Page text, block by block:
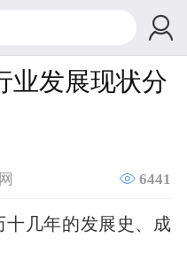

业发展现状分
 6441
十几年的发展史、成